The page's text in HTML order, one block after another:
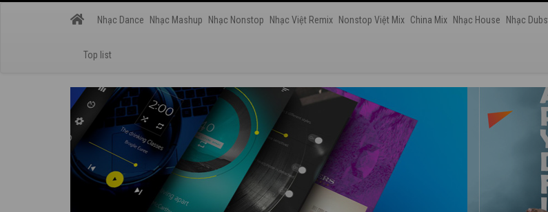
Nhạc Dance Nhạc Mashup Nhạc Nonstop Nhạc Việt Remix Nonstop Việt Mix China Mix Nhạc House Nhạc
Top list